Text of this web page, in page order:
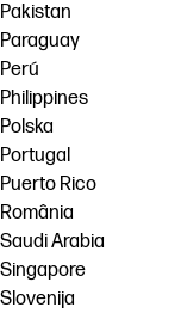
Pakistan
Paraguay
Perú
Philippines
Polska
Portugal
Puerto Rico
România
Saudi Arabia
Singapore
Slovenija